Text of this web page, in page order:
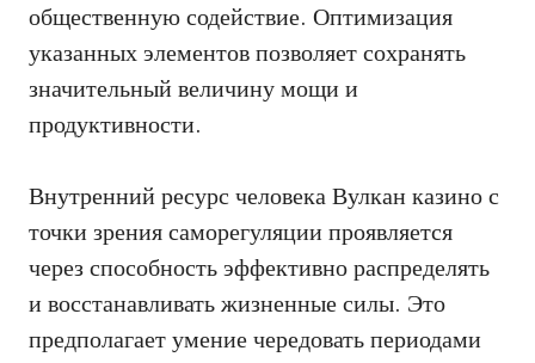
общественную содействие. Оптимизация
указанных элементов позволяет сохранять
значительный величину мощи и
продуктивности.
Внутренний ресурс человека Вулкан казино с
точки зрения саморегуляции проявляется
через способность эффективно распределять
и восстанавливать жизненные силы. Это
предполагает умение чередовать периодами